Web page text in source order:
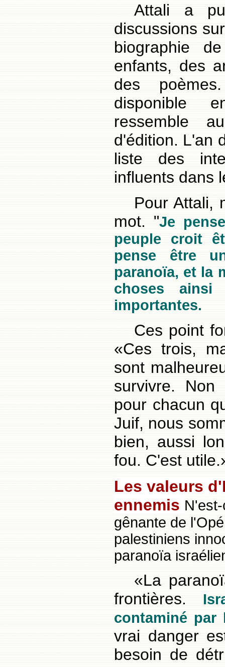
Attali a
discussions
biographie
enfants, des
des
disponible
ressemble
d'édition. L'an
liste des
influents dans
Pour Attali,
mot. "Je
peuple croit
pense être
paranoïa, et la
choses ainsi
importantes.
Ces point
«Ces trois,
sont
survivre.
pour chacun
Juif, nous
bien, aussi
fou. C'est
Les valeurs
ennemis
gênante de
palestiniens
paranoïa
«La
frontières.
contaminé par
vrai danger
besoin de